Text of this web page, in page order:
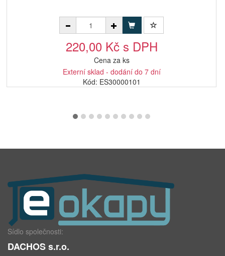
220,00 Kč s DPH
Cena za ks
Externí sklad - dodání do 7 dní
Kód: ES30000101
Sídlo společnosti:
DACHOS s.r.o.